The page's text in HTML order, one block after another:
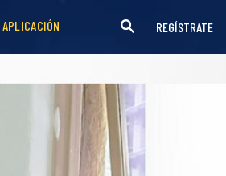
APLICACIÓN REGÍSTRATE